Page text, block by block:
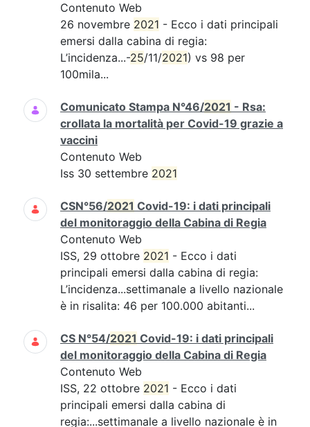
Contenuto Web
26 novembre 2021 - Ecco i dati principali
emersi dalla cabina di regia:
L’incidenza...-25/11/2021) vs 98 per
100mila...
Comunicato Stampa N°46/2021 - Rsa:
crollata la mortalità per Covid-19 grazie a
vaccini
Contenuto Web
Iss 30 settembre 2021
CSN°56/2021 Covid-19: i dati principali
del monitoraggio della Cabina di Regia
Contenuto Web
ISS, 29 ottobre 2021 - Ecco i dati
principali emersi dalla cabina di regia:
L’incidenza...settimanale a livello nazionale
è in risalita: 46 per 100.000 abitanti...
CS N°54/2021 Covid-19: i dati principali
del monitoraggio della Cabina di Regia
Contenuto Web
ISS, 22 ottobre 2021 - Ecco i dati
principali emersi dalla cabina di
regia:...settimanale a livello nazionale è in